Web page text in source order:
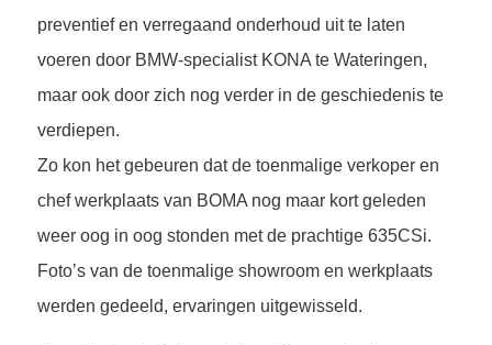
preventief en verregaand onderhoud uit te laten
voeren door BMW-specialist KONA te Wateringen,
maar ook door zich nog verder in de geschiedenis te
verdiepen.
Zo kon het gebeuren dat de toenmalige verkoper en
chef werkplaats van BOMA nog maar kort geleden
weer oog in oog stonden met de prachtige 635CSi.
Foto’s van de toenmalige showroom en werkplaats
werden gedeeld, ervaringen uitgewisseld.